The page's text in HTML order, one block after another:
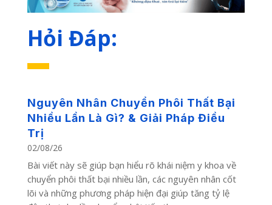
Hỏi Đáp:
Nguyên Nhân Chuyển Phôi Thất Bại
Nhiều Lần Là Gì? & Giải Pháp Điều
Trị
02/08/26
Bài viết này sẽ giúp bạn hiểu rõ khái niệm y khoa về
chuyển phôi thất bại nhiều lần, các nguyên nhân cốt
lõi và những phương pháp hiện đại giúp tăng tỷ lệ